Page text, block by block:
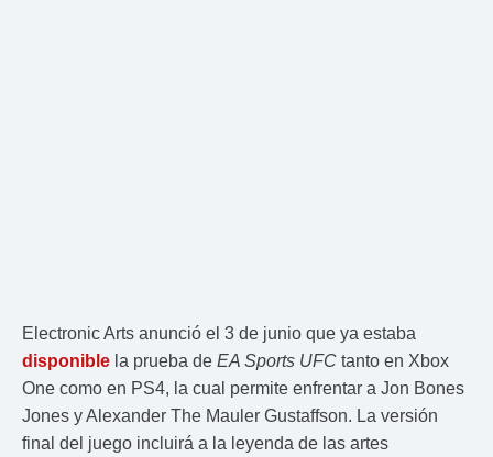
Electronic Arts anunció el 3 de junio que ya estaba
disponible la prueba de EA Sports UFC tanto en Xbox
One como en PS4, la cual permite enfrentar a Jon Bones
Jones y Alexander The Mauler Gustaffson. La versión
final del juego incluirá a la leyenda de las artes